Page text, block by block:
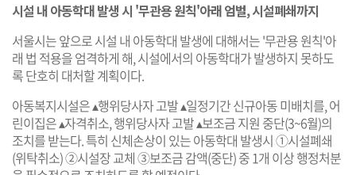
시설 내 아동학대 발생 시 '무관용 원칙'아래 엄벌, 시설폐쇄까지
서울시는 앞으로 시설 내 아동학대 발생에 대해서는 '무관용 원칙'아
래 법 적용을 엄격하게 해, 시설에서의 아동학대가 발생하지 못하도
록 단호히 대처할 계획이다.
아동복지시설은 ▴행위당사자 고발 ▴일정기간 신규아동 미배치를, 어
린이집은 ▴자격취소, 행위당사자 고발 ▴보조금 지원 중단(3~6월)의
조치를 받는다. 특히 신체손상이 있는 아동학대 발생시 ①시설폐쇄
(위탁취소) ②시설장 교체 ③보조금 감액(중단) 중 1개 이상 행정처분